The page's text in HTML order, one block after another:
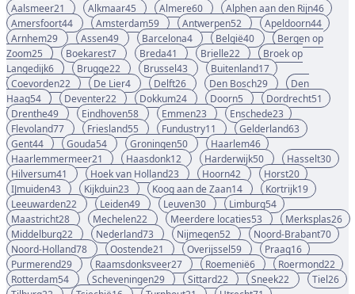
Aalsmeer21 Alkmaar45 Almere60 Alphen aan den Rijn46
Amersfoort44 Amsterdam59 Antwerpen52 Apeldoorn44
Arnhem29 Assen49 Barcelona4 België40
Bergen op
Zoom25 Boekarest7 Breda41 Brielle22
Broek op
Langedijk6 Brugge22 Brussel43 Buitenland17
Coevorden22 De Lier4 Delft26 Den Bosch29
Den
Haag54 Deventer22 Dokkum24 Doorn5 Dordrecht51
Drenthe49 Eindhoven58 Emmen23 Enschede23
Flevoland77 Friesland55 Fundustry11 Gelderland63
Gent44 Gouda54 Groningen50 Haarlem46
Haarlemmermeer21 Haasdonk12 Harderwijk50 Hasselt30
Hilversum41 Hoek van Holland23 Hoorn42 Horst20
IJmuiden43 Kijkduin23 Koog aan de Zaan14 Kortrijk19
Leeuwarden22 Leiden49 Leuven30 Limburg54
Maastricht28 Mechelen22 Meerdere locaties53 Merksplas26
Middelburg22 Nederland73 Nijmegen52 Noord-Brabant70
Noord-Holland78 Oostende21 Overijssel59 Praag16
Purmerend29 Raamsdonksveer27 Roemenië6 Roermond22
Rotterdam54 Scheveningen29 Sittard22 Sneek22 Tiel26